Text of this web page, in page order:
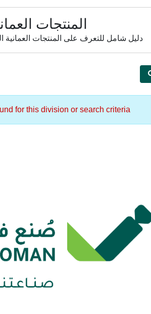
المنتجات
دليل شامل للتعرف على المنتجات العمانية
for this division or search criteria.